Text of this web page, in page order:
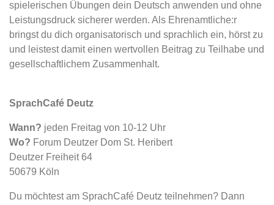
spielerischen Übungen dein Deutsch anwenden und ohne
Leistungsdruck sicherer werden. Als Ehrenamtliche:r
bringst du dich organisatorisch und sprachlich ein, hörst zu
und leistest damit einen wertvollen Beitrag zu Teilhabe und
gesellschaftlichem Zusammenhalt.
SprachCafé Deutz
Wann? jeden Freitag von 10-12 Uhr
Wo? Forum Deutzer Dom St. Heribert
Deutzer Freiheit 64
50679 Köln
Du möchtest am SprachCafé Deutz teilnehmen? Dann